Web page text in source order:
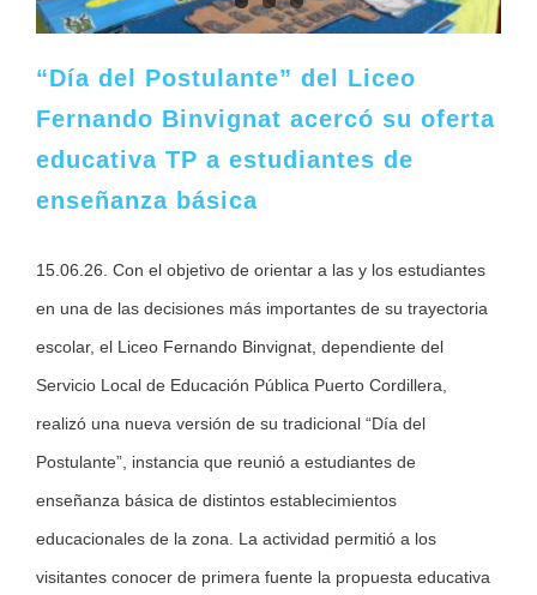
“Día del Postulante” del Liceo
Fernando Binvignat acercó su oferta
educativa TP a estudiantes de
enseñanza básica
15.06.26. Con el objetivo de orientar a las y los estudiantes
en una de las decisiones más importantes de su trayectoria
escolar, el Liceo Fernando Binvignat, dependiente del
Servicio Local de Educación Pública Puerto Cordillera,
realizó una nueva versión de su tradicional “Día del
Postulante”, instancia que reunió a estudiantes de
enseñanza básica de distintos establecimientos
educacionales de la zona. La actividad permitió a los
visitantes conocer de primera fuente la propuesta educativa